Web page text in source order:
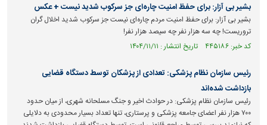
بشیر بی آزار: برای حفظ امنیت چاره‌ای جز سرکوب شدید نیست + عکس
بشیر بی آزار: برای حفظ امنیت مردم چاره‌ای نیست جز سرکوب شدید اخلال گران
تروریست! چه سه هزار نفر چه سیصد هزار نفر!
کد خبر: ۴۴۵۱۸۶ تاریخ انتشار : ۱۴۰۴/۱۱/۱۱
رئیس سازمان نظام پزشکی: تعدادی از پزشکان توسط دستگاه قضایی
بازداشت شده‌اند
رئیس سازمان نظام پزشکی: در حوادث اخیر و جنگ مسلحانه شهری، از میان حدود
۷۰۰ هزار نفر اعضای جامعه پزشکی و پرستاری، تنها تعداد بسیار محدودی به دلایلی